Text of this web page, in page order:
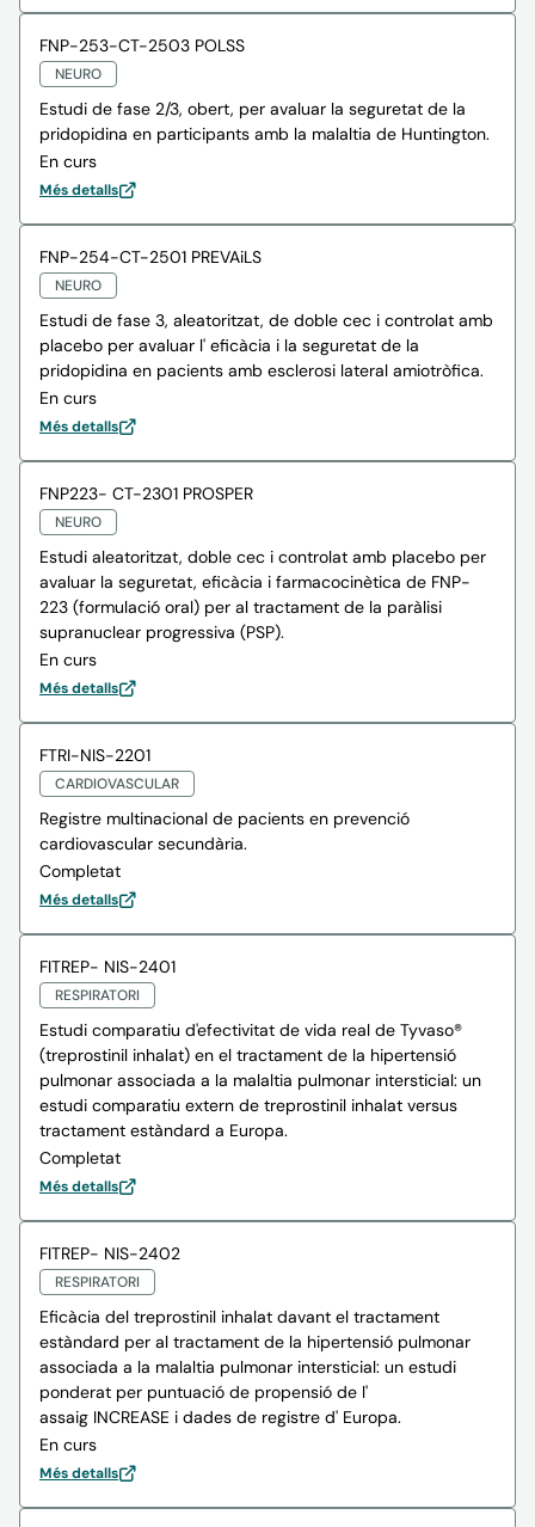
FNP-253-CT-2503 POLSS
NEURO
Estudi de fase 2/3, obert, per avaluar la seguretat de la
pridopidina en participants amb la malaltia de Huntington.
En curs
Més detalls
FNP-254-CT-2501 PREVAiLS
NEURO
Estudi de fase 3, aleatoritzat, de doble cec i controlat amb
placebo per avaluar l' eficàcia i la seguretat de la
pridopidina en pacients amb esclerosi lateral amiotròfica.
En curs
Més detalls
FNP223- CT-2301 PROSPER
NEURO
Estudi aleatoritzat, doble cec i controlat amb placebo per
avaluar la seguretat, eficàcia i farmacocinètica de FNP-
223 (formulació oral) per al tractament de la paràlisi
supranuclear progressiva (PSP).
En curs
Més detalls
FTRI-NIS-2201
CARDIOVASCULAR
Registre multinacional de pacients en prevenció
cardiovascular secundària.
Completat
Més detalls
FITREP- NIS-2401
RESPIRATORI
Estudi comparatiu d'efectivitat de vida real de Tyvaso®
(treprostinil inhalat) en el tractament de la hipertensió
pulmonar associada a la malaltia pulmonar intersticial: un
estudi comparatiu extern de treprostinil inhalat versus
tractament estàndard a Europa.
Completat
Més detalls
FITREP- NIS-2402
RESPIRATORI
Eficàcia del treprostinil inhalat davant el tractament
estàndard per al tractament de la hipertensió pulmonar
associada a la malaltia pulmonar intersticial: un estudi
ponderat per puntuació de propensió de l'
assaig INCREASE i dades de registre d' Europa.
En curs
Més detalls